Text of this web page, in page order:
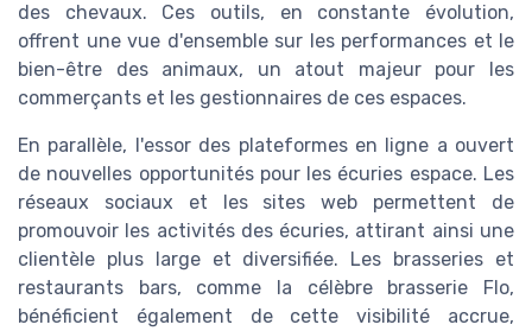
des chevaux. Ces outils, en constante évolution,
offrent une vue d'ensemble sur les performances et le
bien-être des animaux, un atout majeur pour les
commerçants et les gestionnaires de ces espaces.
En parallèle, l'essor des plateformes en ligne a ouvert
de nouvelles opportunités pour les écuries espace. Les
réseaux sociaux et les sites web permettent de
promouvoir les activités des écuries, attirant ainsi une
clientèle plus large et diversifiée. Les brasseries et
restaurants bars, comme la célèbre brasserie Flo,
bénéficient également de cette visibilité accrue,